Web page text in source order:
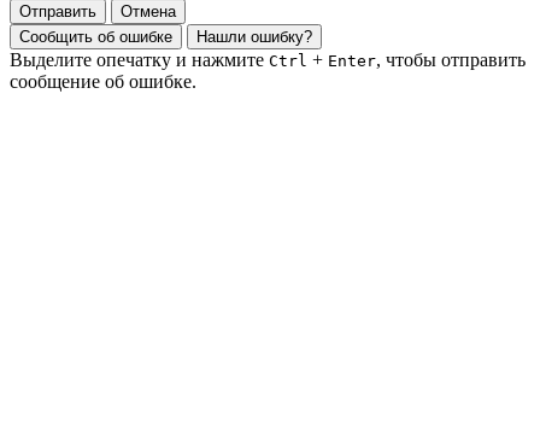
Отправить
Отмена
Сообщить об ошибке
Нашли ошибку?
Выделите опечатку и нажмите Ctrl + Enter, чтобы отправить
сообщение об ошибке.